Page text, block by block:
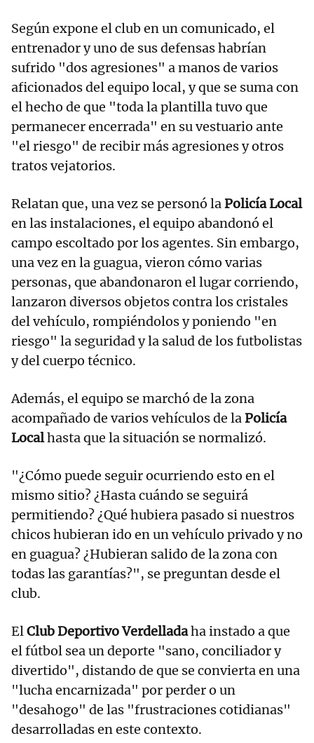
Según expone el club en un comunicado, el
entrenador y uno de sus defensas habrían
sufrido "dos agresiones" a manos de varios
aficionados del equipo local, y que se suma con
el hecho de que "toda la plantilla tuvo que
permanecer encerrada" en su vestuario ante
"el riesgo" de recibir más agresiones y otros
tratos vejatorios.
Relatan que, una vez se personó laPolicía Local
en las instalaciones, el equipo abandonó el
campo escoltado por los agentes. Sin embargo,
una vez en la guagua, vieron cómo varias
personas, que abandonaron el lugar corriendo,
lanzaron diversos objetos contra los cristales
del vehículo, rompiéndolos y poniendo "en
riesgo" la seguridad y la salud de los futbolistas
y del cuerpo técnico.
Además, el equipo se marchó de la zona
acompañado de varios vehículos de laPolicía
Localhasta que la situación se normalizó.
"¿Cómo puede seguir ocurriendo esto en el
mismo sitio? ¿Hasta cuándo se seguirá
permitiendo? ¿Qué hubiera pasado si nuestros
chicos hubieran ido en un vehículo privado y no
en guagua? ¿Hubieran salido de la zona con
todas las garantías?", se preguntan desde el
club.
ElClub Deportivo Verdelladaha instado a que
el fútbol sea un deporte "sano, conciliador y
divertido", distando de que se convierta en una
"lucha encarnizada" por perder o un
"desahogo" de las "frustraciones cotidianas"
desarrolladas en este contexto.